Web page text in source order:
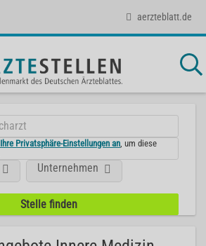
aerzteblatt.de
Privatsphäre-Einstellungen an , um diese
Unternehmen